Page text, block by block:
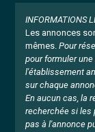
INFORMATIONS
Les annonces
mêmes. Pour
pour formuler
l'établissement
sur chaque
En aucun cas, la
recherchée si les
pas à l'annonce